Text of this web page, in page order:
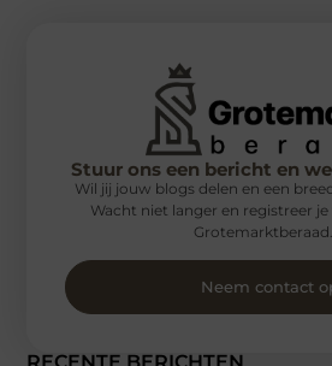
Stuur ons een bericht en
Wil jij jouw blogs delen en een
Wacht niet langer en registreer
Neem contact